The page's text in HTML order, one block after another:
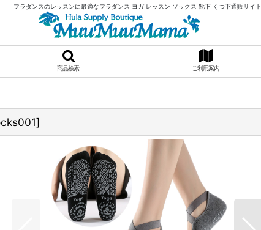
フラダンスのレッスンに最適なフラダンス ヨガ レッスン ソックス 靴下 くつ下通販サイト
商品検索 ご利用案内
]